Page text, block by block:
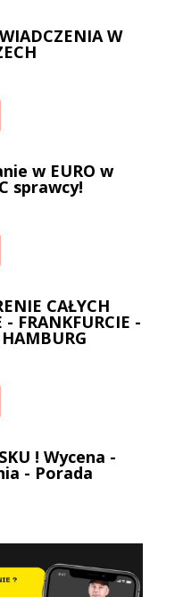
W
w EURO w
sprawcy!
CAŁYCH
FRANKFURCIE -
! Wycena -
- Porada